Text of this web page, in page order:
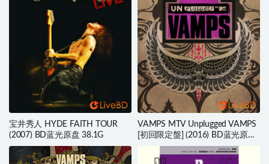
宝井秀人 HYDE FAITH TOUR
(2007) BD蓝光原盘 38.1G
VAMPS MTV Unplugged VAMPS
[初回限定盤] (2016) BD蓝光原盘